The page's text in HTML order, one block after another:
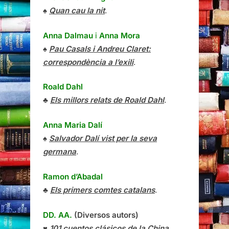
♠ Quan cau la nit.
Anna Dalmau i Anna Mora
♠ Pau Casals i Andreu Claret:
correspondència a l’exili.
Roald Dahl
♣ Els millors relats de Roald Dahl.
Anna Maria Dalí
♠ Salvador Dalí vist per la seva
germana.
Ramon d’Abadal
♣ Els primers comtes catalans.
DD. AA. (Diversos autors)